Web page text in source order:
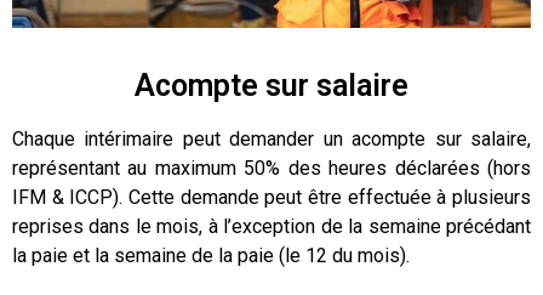
Acompte sur salaire
Chaque intérimaire peut demander un acompte sur salaire,
représentant au maximum 50% des heures déclarées (hors
IFM & ICCP). Cette demande peut être effectuée à plusieurs
reprises dans le mois, à l’exception de la semaine précédant
la paie et la semaine de la paie (le 12 du mois).